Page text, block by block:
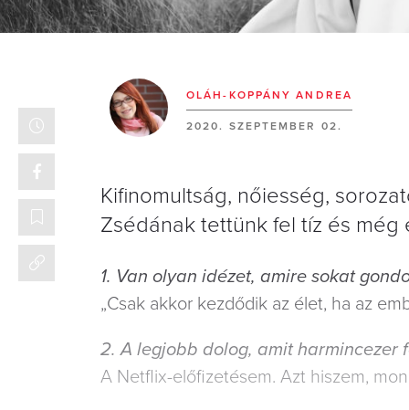
OLÁH-KOPPÁNY ANDREA
2020. SZEPTEMBER 02.
Kifinomultság, nőiesség,
Zsédának tettünk fel tíz és
1. Van olyan idézet, amire sokat
„Csak akkor kezdődik az élet, ha az
2. A legjobb dolog, amit harmincezer
A Netflix-előfizetésem. Azt hiszem,